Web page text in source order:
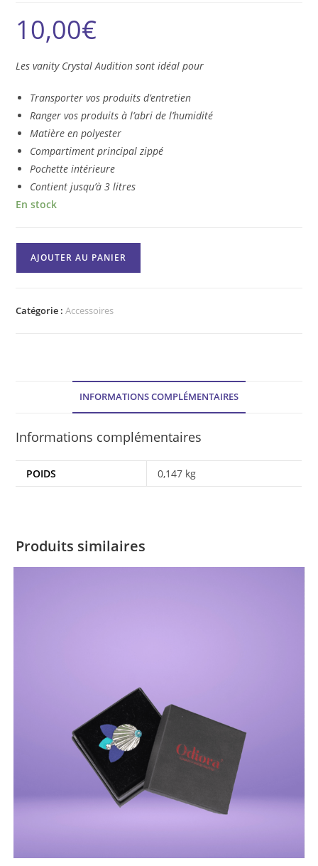
10,00€
Les vanity Crystal Audition sont idéal pour
Transporter vos produits d’entretien
Ranger vos produits à l’abri de l’humidité
Matière en polyester
Compartiment principal zippé
Pochette intérieure
Contient jusqu’à 3 litres
En stock
AJOUTER AU PANIER
Catégorie :Accessoires
INFORMATIONS COMPLÉMENTAIRES
Informations complémentaires
POIDS 0,147 kg
Produits similaires